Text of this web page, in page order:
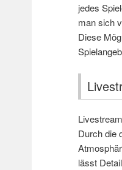
jedes
man sich
Diese
Durch die
lässt